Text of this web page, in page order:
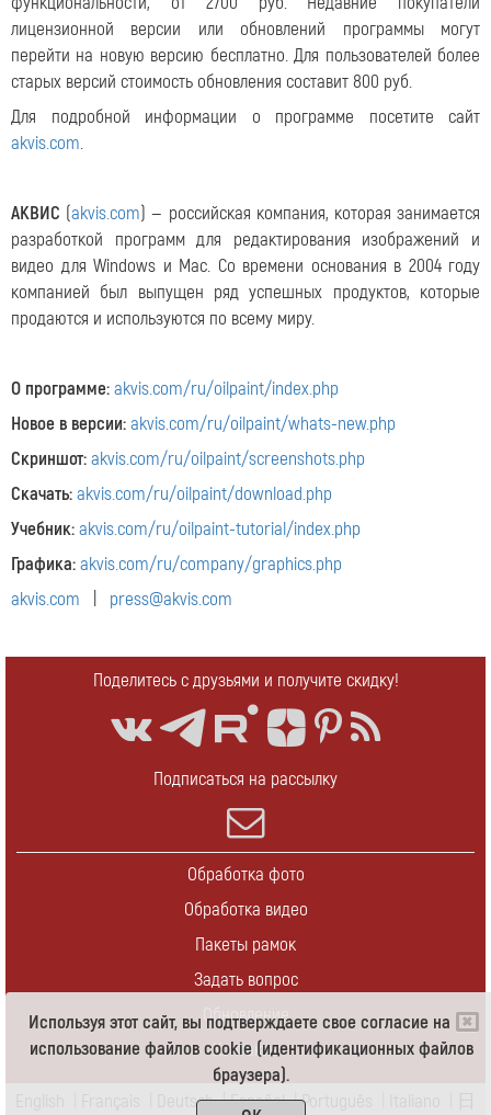
Используя этот сайт, вы подтверждаете свое согласие на
использование файлов cookie (идентификационных файлов
браузера).
лицензионной версии или обновлений программы могут
перейти на новую версию бесплатно. Для пользователей более
старых версий стоимость обновления составит 800 руб.
Для подробной информации о программе посетите сайт
akvis.com.
АКВИС (akvis.com) — российская компания, которая занимается
разработкой программ для редактирования изображений и
видео для Windows и Mac. Со времени основания в 2004 году
компанией был выпущен ряд успешных продуктов, которые
продаются и используются по всему миру.
О программе:akvis.com/ru/oilpaint/index.php
Новое в версии:akvis.com/ru/oilpaint/whats-new.php
Скриншот:akvis.com/ru/oilpaint/screenshots.php
Скачать:akvis.com/ru/oilpaint/download.php
Учебник:akvis.com/ru/oilpaint-tutorial/index.php
Графика:akvis.com/ru/company/graphics.php
akvis.com
press@akvis.com
Поделитесь с друзьями и получите скидку!
Подписаться на рассылку
Обработка фото
Обработка видео
Пакеты рамок
Задать вопрос
Обновление
Контакты
Deutsch|Español|Português